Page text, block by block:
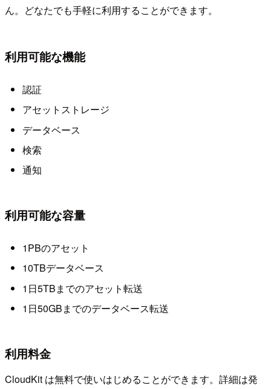
ん。どなたでも手軽に利用することができます。
利用可能な機能
認証
アセットストレージ
データベース
検索
通知
利用可能な容量
1PBのアセット
10TBデータベース
1日5TBまでのアセット転送
1日50GBまでのデータベース転送
利用料金
CloudKit は無料で使いはじめることができます。詳細は発